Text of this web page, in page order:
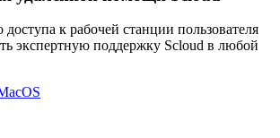
к рабочей станции пользователя
экспертную поддержку Scloud в любой